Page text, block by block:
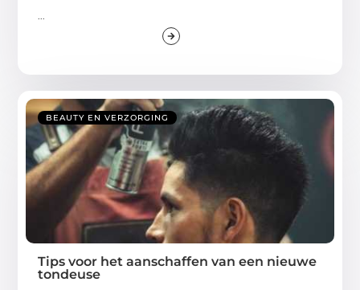
...
BEAUTY EN VERZORGING
Tips voor het aanschaffen van een nieuwe
tondeuse